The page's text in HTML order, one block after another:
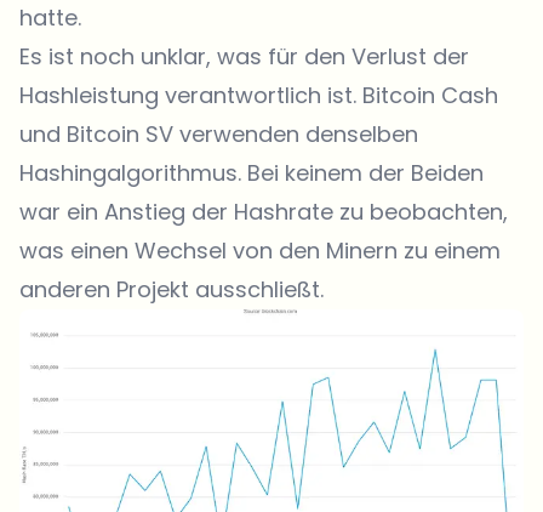
hatte.
Es ist noch unklar, was für den Verlust der
Hashleistung verantwortlich ist. Bitcoin Cash
und Bitcoin SV verwenden denselben
Hashingalgorithmus. Bei keinem der Beiden
war ein Anstieg der Hashrate zu beobachten,
was einen Wechsel von den Minern zu einem
anderen Projekt ausschließt.